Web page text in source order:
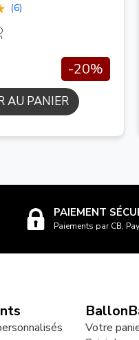
(6)
-20%
AU PANIER
PAIEMENT
Paiements par CB,
Votre